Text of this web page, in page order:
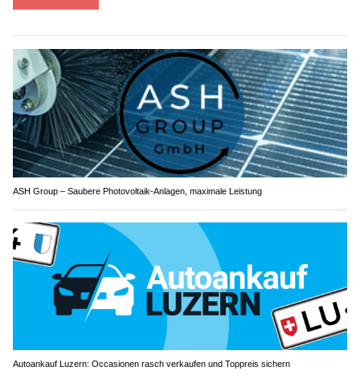
ASH Group – Saubere Photovoltaik-Anlagen, maximale Leistung
Autoankauf Luzern: Occasionen rasch verkaufen und Toppreis sichern